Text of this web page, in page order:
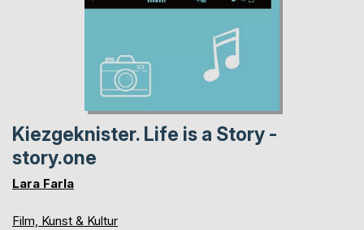
Kiezgeknister. Life is a Story -
story.one
Lara Farla
Film, Kunst & Kultur